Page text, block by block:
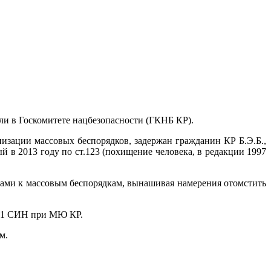
в Госкомитете нацбезопасности (ГКНБ КР).
массовых беспорядков, задержан гражданин КР Б.Э.Б.,
2013 году по ст.123 (похищение человека, в редакции 1997
к массовым беспорядкам, вынашивая намерения отомстить
СИН при МЮ КР.